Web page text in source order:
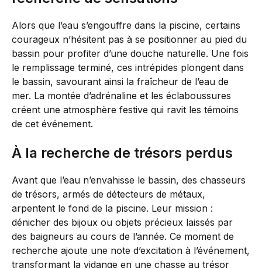
Alors que l’eau s’engouffre dans la piscine, certains
courageux n’hésitent pas à se positionner au pied du
bassin pour profiter d’une douche naturelle. Une fois
le remplissage terminé, ces intrépides plongent dans
le bassin, savourant ainsi la fraîcheur de l’eau de
mer. La montée d’adrénaline et les éclaboussures
créent une atmosphère festive qui ravit les témoins
de cet événement.
À la recherche de trésors perdus
Avant que l’eau n’envahisse le bassin, des chasseurs
de trésors, armés de détecteurs de métaux,
arpentent le fond de la piscine. Leur mission :
dénicher des bijoux ou objets précieux laissés par
des baigneurs au cours de l’année. Ce moment de
recherche ajoute une note d’excitation à l’événement,
transformant la vidange en une chasse au trésor